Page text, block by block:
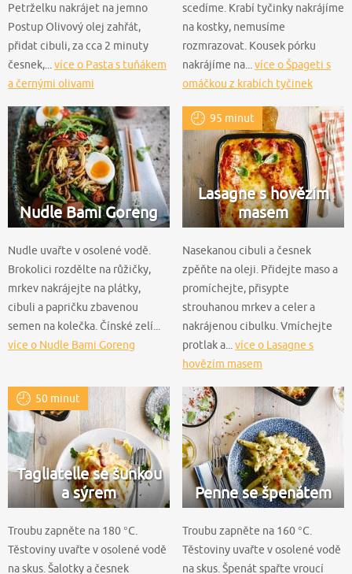
Petrželku nakrájet na jemno
Postup Olivový olej zahřát,
přidat cibuli, za cca 2 minuty
česnek,... více o Pasta s tuňákem
a černými olivami
scedíme. Krabí tyčinky nakrájíme
na kostky, nemusíme
rozmrazovat. Kousek pórku
nakrájíme na... více o Špageti s
omáčkou z krabích tyčinek
Nudle Bami Goreng
Nudle uvařte v osolené vodě.
Brokolici rozdělte na růžičky,
mrkev nakrájejte na plátky,
cibuli a papričku zbavenou
semen na kolečka. Čínské zelí...
více o Nudle Bami Goreng
95 minut
Lasagne s hovězím
masem
Nasekanou cibuli a česnek
zpěňte na oleji. Přidejte maso a
promíchejte, přisypte
strouhanou mrkev a celer a
nakrájenou cibulku. Vmíchejte
protlak a... více o Lasagne s
hovězím masem
50 minut
Tagliatelle se šunkou
a sýrem
Troubu zapněte na 180 °C.
Těstoviny uvařte v osolené vodě
na skus. Šalotky a česnek
Penne se špenátem
Troubu zapněte na 160 °C.
Těstoviny uvařte v osolené vodě
na skus. Špenát spařte vroucí